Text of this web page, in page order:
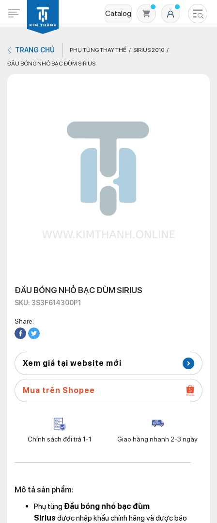
Catalog
Không có sản phẩm nào trong giỏ hàng
TRANG CHỦ PHỤ TÙNG THAY THẾ
SIRIUS 2010
ĐẦU BÓNG NHỎ BẠC ĐÙM SIRIUS
ĐẦU BÓNG NHỎ BẠC ĐÙM SIRIUS
SKU: 3S3F614300P1
Share:
Xem giá tại website mới
Mua trên Shopee
Chính sách đổi trả 1-1 Giao hàng nhanh 2-3 ngày
Mô tả sản phẩm:
Phụ tùng Đầu bóng nhỏ bạc đùm
Sirius được nhập khẩu chính hãng và được bảo